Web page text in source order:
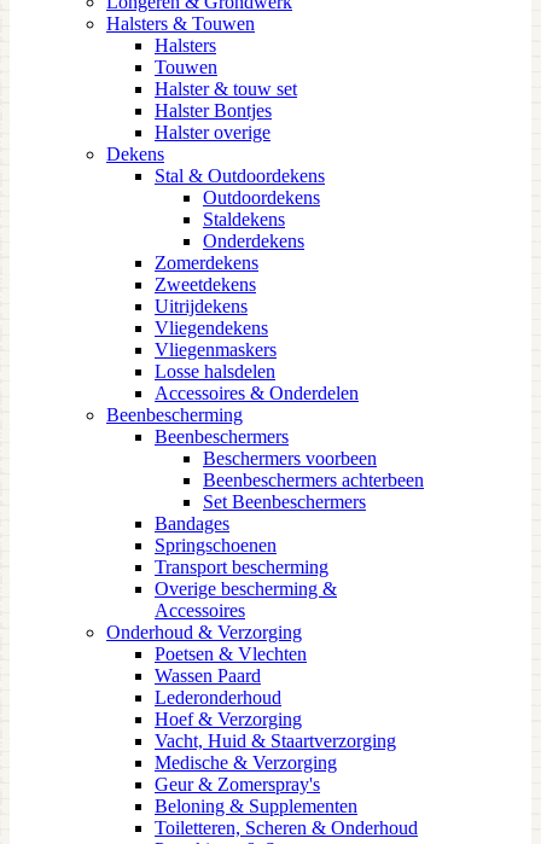
Halsters & Touwen
Halsters
Touwen
Halster & touw set
Halster Bontjes
Halster overige
Dekens
Stal & Outdoordekens
Outdoordekens
Staldekens
Onderdekens
Zomerdekens
Zweetdekens
Uitrijdekens
Vliegendekens
Vliegenmaskers
Losse halsdelen
Accessoires & Onderdelen
Beenbescherming
Beenbeschermers
Beschermers voorbeen
Beenbeschermers achterbeen
Set Beenbeschermers
Bandages
Springschoenen
Transport bescherming
Overige bescherming &
Accessoires
Onderhoud & Verzorging
Poetsen & Vlechten
Wassen Paard
Lederonderhoud
Hoef & Verzorging
Vacht, Huid & Staartverzorging
Medische & Verzorging
Geur & Zomerspray's
Beloning & Supplementen
Toiletteren, Scheren & Onderhoud